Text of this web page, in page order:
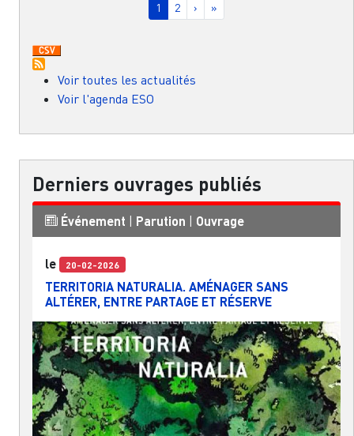
Page courante
1 Page
2 Page suivante
› Dernière page
»
Voir toutes les actualités
Voir l'agenda ESO
Derniers ouvrages publiés
Événement | Parution | Ouvrage
le 20-02-2026
TERRITORIA NATURALIA. AMÉNAGER SANS
ALTÉRER, ENTRE PARTAGE ET RÉSERVE